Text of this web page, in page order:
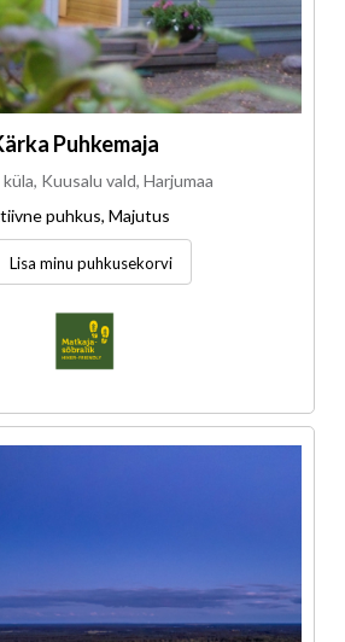
Puhkemaja
Kuusalu vald, Harjumaa
puhkus, Majutus
Lisa minu puhkusekorvi